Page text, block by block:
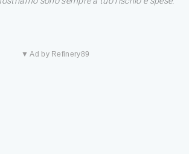
▼ Ad by Refinery89